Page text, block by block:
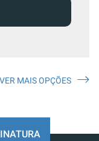
VER MAIS OPÇÕES